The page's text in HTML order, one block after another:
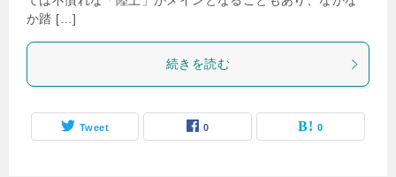
か踏 […]
続きを読む
Tweet 0 0